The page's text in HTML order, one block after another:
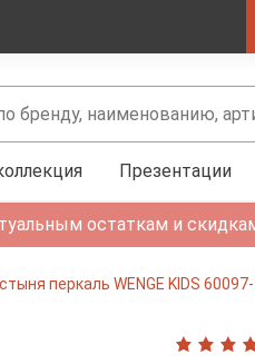
Презентации
остаткам и
перкаль WENGE KIDS